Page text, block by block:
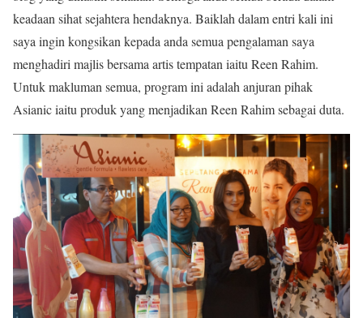
keadaan sihat sejahtera hendaknya. Baiklah dalam entri kali ini
saya ingin kongsikan kepada anda semua pengalaman saya
menghadiri majlis bersama artis tempatan iaitu Reen Rahim.
Untuk makluman semua, program ini adalah anjuran pihak
Asianic iaitu produk yang menjadikan Reen Rahim sebagai duta.